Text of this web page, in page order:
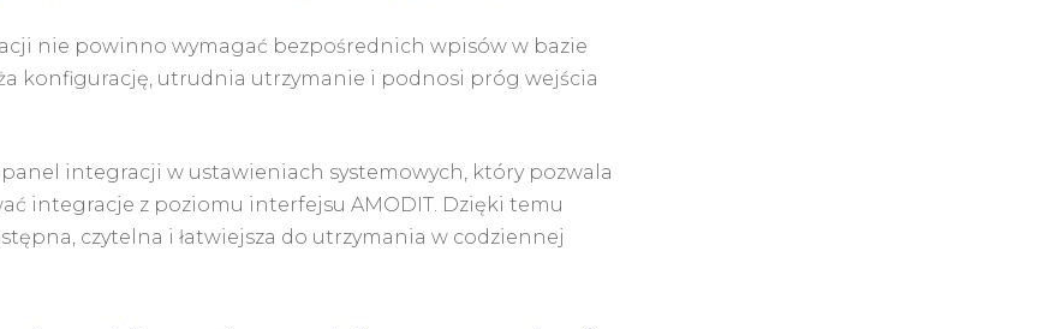
nie powinno wymagać bezpośrednich wpisów w bazie
konfigurację, utrudnia utrzymanie i podnosi próg wejścia
panel integracji w ustawieniach systemowych, który pozwala
integracje z poziomu interfejsu AMODIT. Dzięki temu
czytelna i łatwiejsza do utrzymania w codziennej